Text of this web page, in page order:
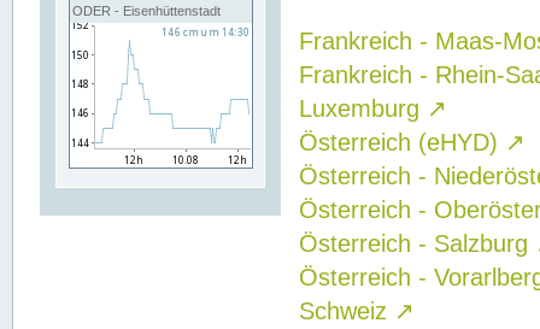
ODER - Eisenhüttenstadt
Frankreich - Maas-
Frankreich - Rhein-
Luxemburg ↗
Österreich (eHYD) ↗
Österreich -
Österreich -
Österreich - Salzburg
Österreich -
Schweiz ↗